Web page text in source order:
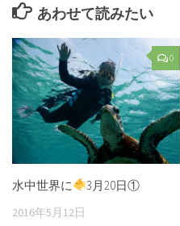
あわせて読みたい
0
水中世界に 3月20日①
2016年5月12日